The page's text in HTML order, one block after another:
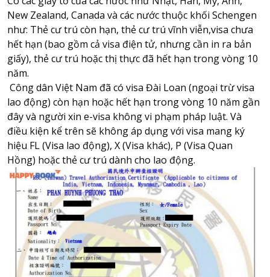
New Zealand, Canada và các nước thuộc khối Schengen
như: Thẻ cư trú còn hạn, thẻ cư trú vĩnh viễn,visa chưa
hết hạn (bao gồm cả visa điện tử, nhưng cần in ra bản
giấy), thẻ cư trú hoặc thị thực đã hết hạn trong vòng 10
năm.
Công dân Việt Nam đã có visa Đài Loan (ngoại trừ visa
lao động) còn hạn hoặc hết hạn trong vòng 10 năm gần
đây và người xin e-visa không vi phạm pháp luật. Và
điều kiện kể trên sẽ không áp dụng với visa mang ký
hiệu FL (Visa lao động), X (Visa khác), P (Visa Quan
Hồng) hoặc thẻ cư trú dành cho lao động.